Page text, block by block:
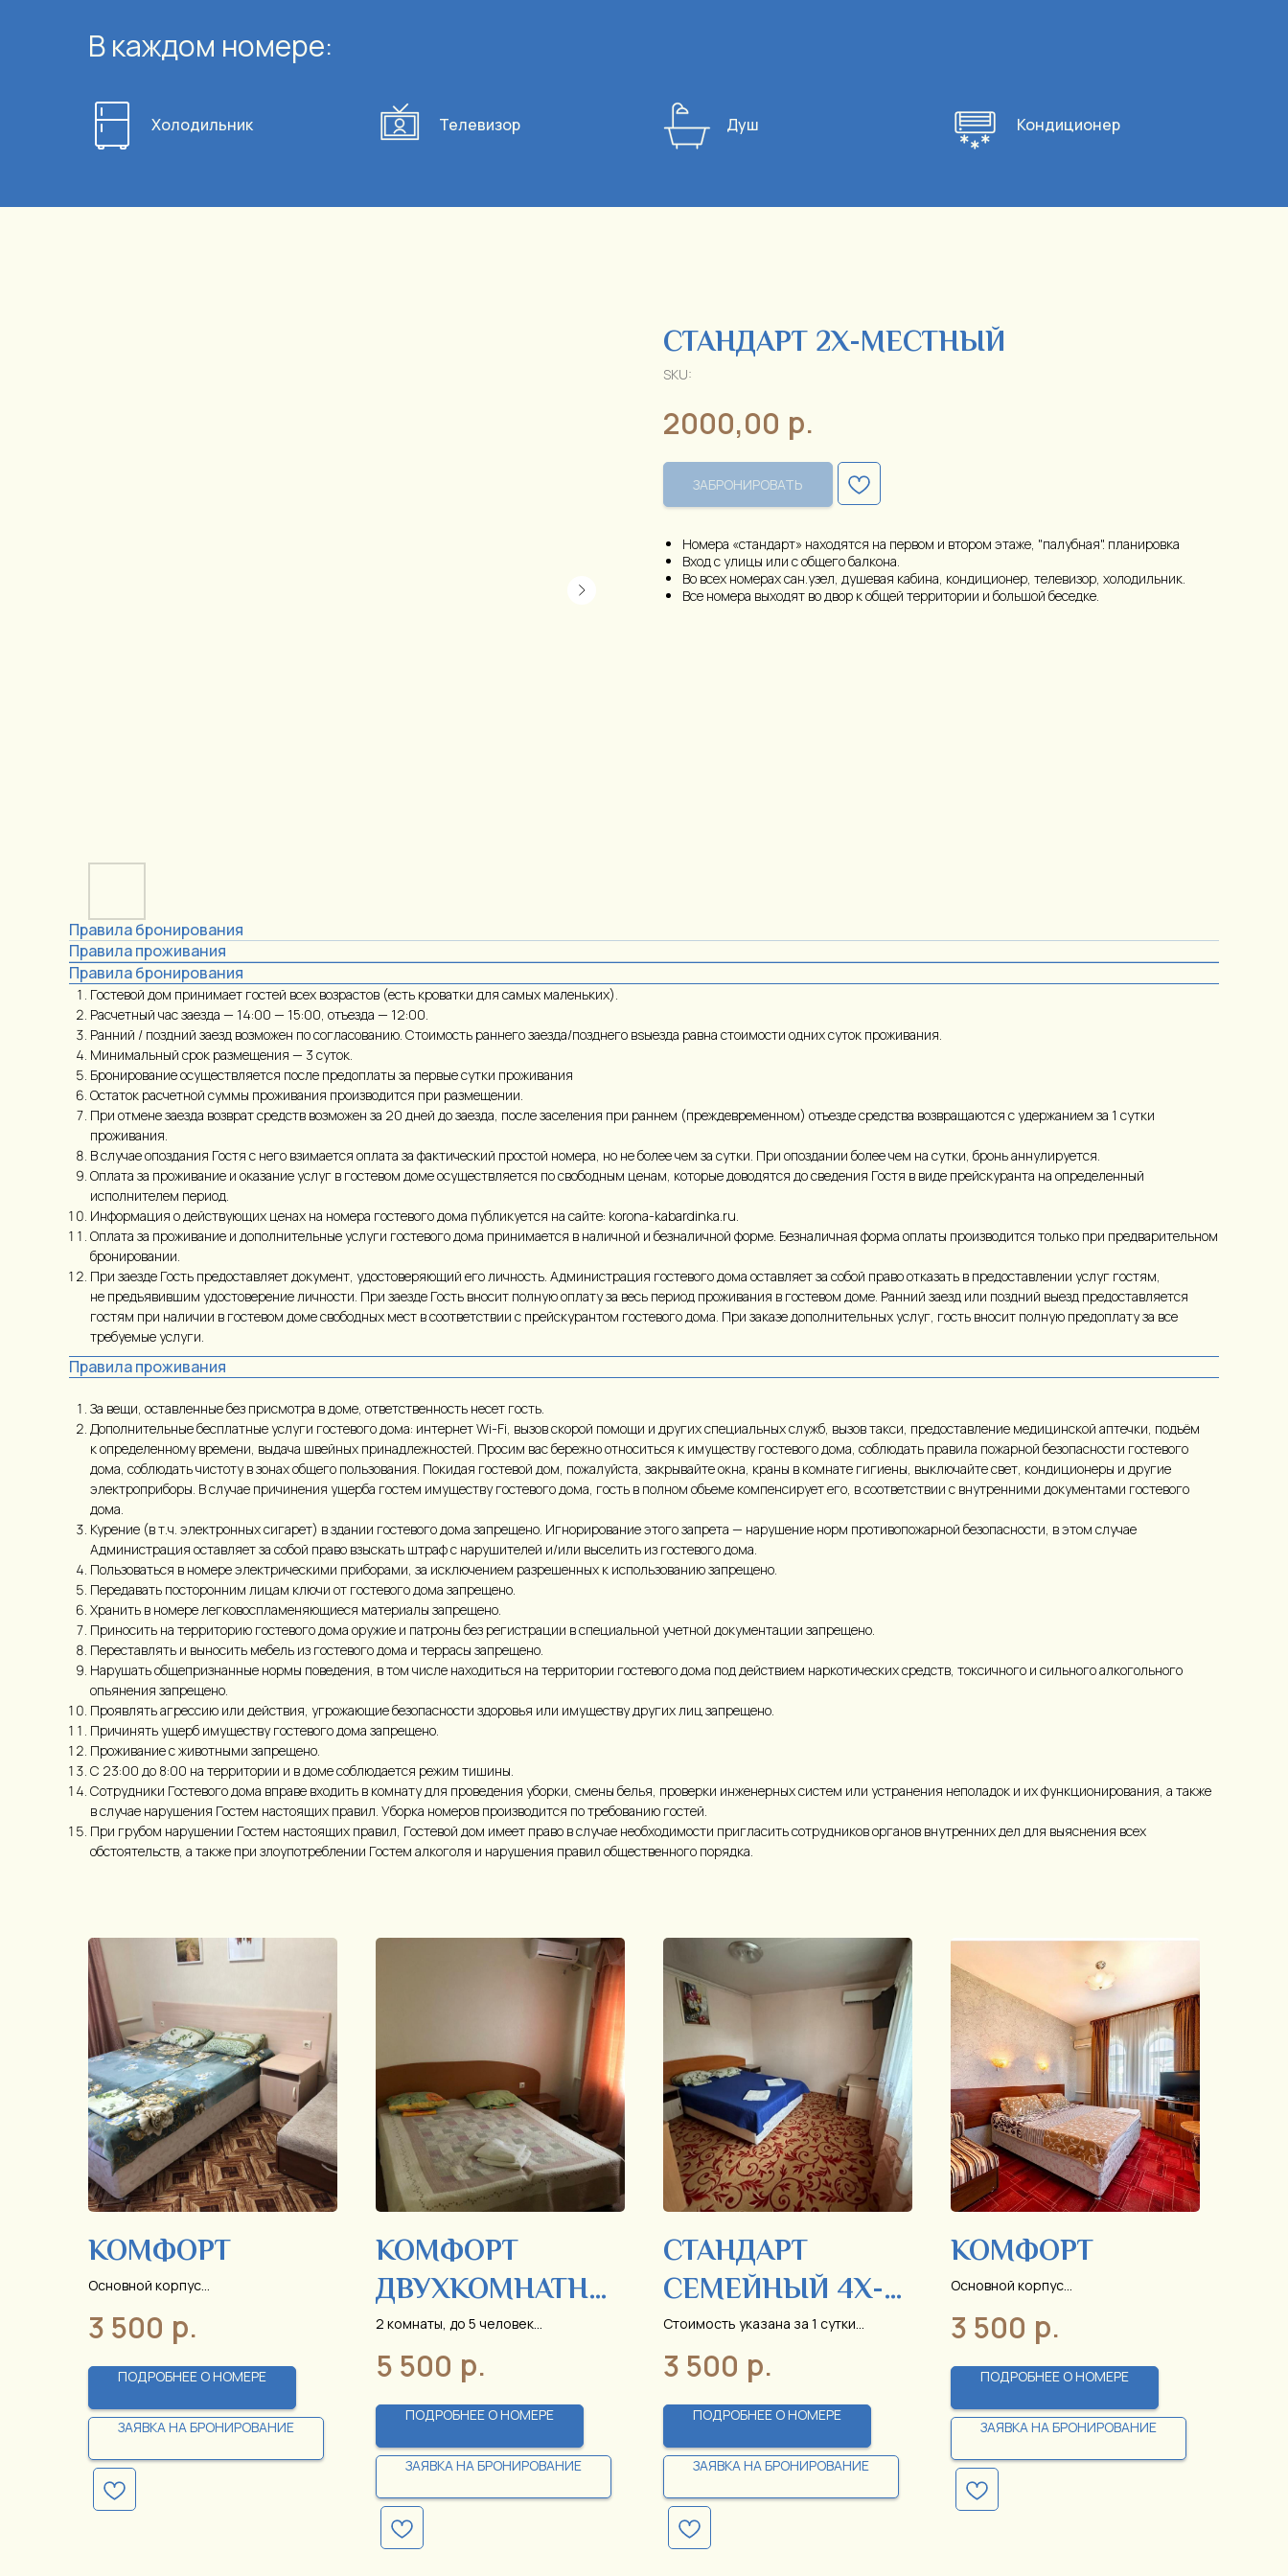
В каждом номере:
Холодильник Телевизор Душ Кондиционер
СТАНДАРТ 2Х-МЕСТНЫЙ
SKU:
2000,00 р.
ЗАБРОНИРОВАТЬ
Номера «стандарт» находятся на первом и втором этаже, "палубная". планировка
Вход с улицы или с общего балкона.
Во всех номерах сан.узел, душевая кабина, кондиционер, телевизор, холодильник.
Все номера выходят во двор к общей территории и большой беседке.
Правила бронирования
Правила проживания
Правила бронирования
Гостевой дом принимает гостей всех возрастов (есть кроватки для самых маленьких).
Расчетный час заезда — 14:00 — 15:00, отъезда — 12:00.
Ранний / поздний заезд возможен по согласованию. Стоимость раннего заезда/позднего вsыезда равна стоимости одних суток проживания.
Минимальный срок размещения — 3 суток.
Бронирование осуществляется после предоплаты за первые сутки проживания
Остаток расчетной суммы проживания производится при размещении.
При отмене заезда возврат средств возможен за 20 дней до заезда, после заселения при раннем (преждевременном) отъезде средства возвращаются с удержанием за 1 сутки
проживания.
В случае опоздания Гостя с него взимается оплата за фактический простой номера, но не более чем за сутки. При опоздании более чем на сутки, бронь аннулируется.
Оплата за проживание и оказание услуг в гостевом доме осуществляется по свободным ценам, которые доводятся до сведения Гостя в виде прейскуранта на определенный
исполнителем период.
Информация о действующих ценах на номера гостевого дома публикуется на сайте: korona-kabardinka.ru.
Оплата за проживание и дополнительные услуги гостевого дома принимается в наличной и безналичной форме. Безналичная форма оплаты производится только при предварительном
бронировании.
При заезде Гость предоставляет документ, удостоверяющий его личность. Администрация гостевого дома оставляет за собой право отказать в предоставлении услуг гостям,
не предъявившим удостоверение личности. При заезде Гость вносит полную оплату за весь период проживания в гостевом доме. Ранний заезд или поздний выезд предоставляется
гостям при наличии в гостевом доме свободных мест в соответствии с прейскурантом гостевого дома. При заказе дополнительных услуг, гость вносит полную предоплату за все
требуемые услуги.
Правила проживания
За вещи, оставленные без присмотра в доме, ответственность несет гость.
Дополнительные бесплатные услуги гостевого дома: интернет Wi-Fi, вызов скорой помощи и других специальных служб, вызов такси, предоставление медицинской аптечки, подъём
к определенному времени, выдача швейных принадлежностей. Просим вас бережно относиться к имуществу гостевого дома, соблюдать правила пожарной безопасности гостевого
дома, соблюдать чистоту в зонах общего пользования. Покидая гостевой дом, пожалуйста, закрывайте окна, краны в комнате гигиены, выключайте свет, кондиционеры и другие
электроприборы. В случае причинения ущерба гостем имуществу гостевого дома, гость в полном объеме компенсирует его, в соответствии с внутренними документами гостевого
дома.
Курение (в т.ч. электронных сигарет) в здании гостевого дома запрещено. Игнорирование этого запрета — нарушение норм противопожарной безопасности, в этом случае
Администрация оставляет за собой право взыскать штраф с нарушителей и/или выселить из гостевого дома.
Пользоваться в номере электрическими приборами, за исключением разрешенных к использованию запрещено.
Передавать посторонним лицам ключи от гостевого дома запрещено.
Хранить в номере легковоспламеняющиеся материалы запрещено.
Приносить на территорию гостевого дома оружие и патроны без регистрации в специальной учетной документации запрещено.
Переставлять и выносить мебель из гостевого дома и террасы запрещено.
Нарушать общепризнанные нормы поведения, в том числе находиться на территории гостевого дома под действием наркотических средств, токсичного и сильного алкогольного
опьянения запрещено.
Проявлять агрессию или действия, угрожающие безопасности здоровья или имуществу других лиц запрещено.
Причинять ущерб имуществу гостевого дома запрещено.
Проживание с животными запрещено.
С 23:00 до 8:00 на территории и в доме соблюдается режим тишины.
Сотрудники Гостевого дома вправе входить в комнату для проведения уборки, смены белья, проверки инженерных систем или устранения неполадок и их функционирования, а также
в случае нарушения Гостем настоящих правил. Уборка номеров производится по требованию гостей.
При грубом нарушении Гостем настоящих правил, Гостевой дом имеет право в случае необходимости пригласить сотрудников органов внутренних дел для выяснения всех
обстоятельств, а также при злоупотреблении Гостем алкоголя и нарушения правил общественного порядка.
КОМФОРТ
Основной корпус
проживания
3 500 р.
ПОДРОБНЕЕ О НОМЕРЕ
ЗАЯВКА НА БРОНИРОВАНИЕ
КОМФОРТ
ДВУХКОМНАТНЫ
Й
2 комнаты, до 5 человек
проживания
5 500 р.
ПОДРОБНЕЕ О НОМЕРЕ
ЗАЯВКА НА БРОНИРОВАНИЕ
СТАНДАРТ
СЕМЕЙНЫЙ 4Х-
МЕСТНЫЙ
Стоимость указана за 1 сутки
3 500 р.
ПОДРОБНЕЕ О НОМЕРЕ
ЗАЯВКА НА БРОНИРОВАНИЕ
КОМФОРТ
Основной корпус
проживания
3 500 р.
ПОДРОБНЕЕ О НОМЕРЕ
ЗАЯВКА НА БРОНИРОВАНИЕ